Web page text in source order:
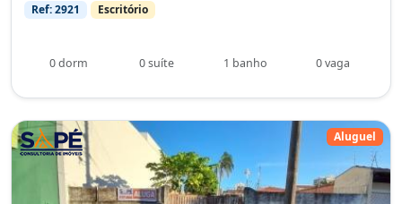
Ref: 2921 Escritório
0 dorm 0 suíte 1 banho 0 vaga
Aluguel